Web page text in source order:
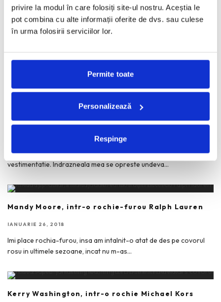
privire la modul în care folosiți site-ul nostru. Aceștia le
pot combina cu alte informații oferite de dvs. sau culese
în urma folosirii serviciilor lor.
Permite toate
Personalizează
Respinge
Zendaya, intr-o tinuta Dice Kayek Couture
Tiffany Paper Flowers de la New York a...
Letitia Wright, intr-o tinuta Prada
APRILIE 29, 2018
Nu obisnuiesc sa imi asum prea multe riscuri cand vine vorba de
vestimentatie. Indrazneala mea se opreste undeva...
Mandy Moore, intr-o rochie-furou Ralph Lauren
IANUARIE 26, 2018
Imi place rochia-furou, insa am intalnit-o atat de des pe covorul
rosu in ultimele sezoane, incat nu m-as...
Kerry Washington, intr-o rochie Michael Kors